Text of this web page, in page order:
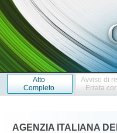
Atto
Completo
Avviso di
Errata
AGENZIA ITALIANA